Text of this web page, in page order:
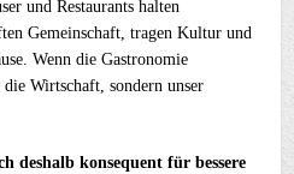
und Restaurants halten
Gemeinschaft, tragen Kultur und
Wenn die Gastronomie
Wirtschaft, sondern unser
deshalb konsequent für bessere